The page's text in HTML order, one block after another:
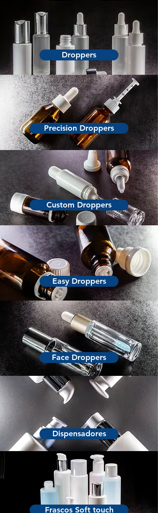
Droppers
Precision Droppers
Custom Droppers
Easy Droppers
Face Droppers
Dispensadores
Frascos Soft touch